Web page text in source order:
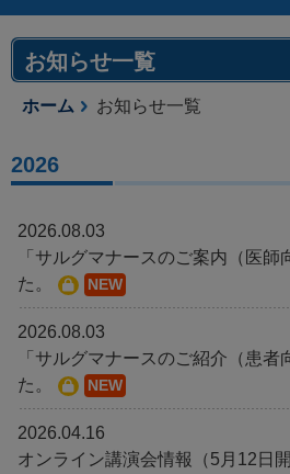
お知らせ一覧
ホーム お知らせ一覧
2026
2026.08.03
「サルグマナースのご案内（医師
た。
NEW
2026.08.03
「サルグマナースのご紹介（患者
た。
NEW
2026.04.16
オンライン講演会情報（5月12日